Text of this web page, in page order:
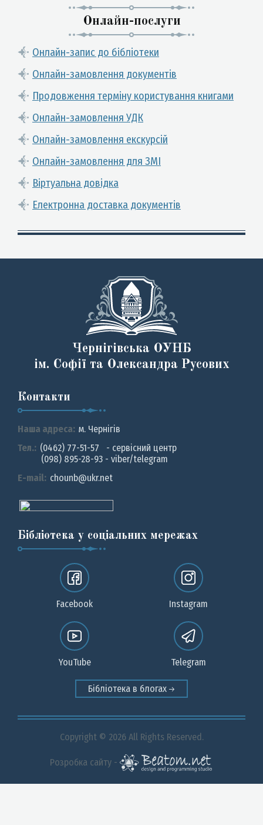
Онлайн-послуги
Онлайн-запис до бібліотеки
Онлайн-замовлення документів
Продовження терміну користування книгами
Онлайн-замовлення УДК
Онлайн-замовлення екскурсій
Онлайн-замовлення для ЗМІ
Віртуальна довідка
Електронна доставка документів
Чернігівська ОУНБ
ім. Софії та Олександра Русових
Контакти
Наша адреса: м. Чернiгiв
Тел.: (0462) 77-51-57 - сервісний центр
(098) 895-28-93 - viber/telegram
E-mail: chounb@ukr.net
Бібліотека у соціальних мережах
Facebook Instagram
YouTube Telegram
Бібліотека в блогах
Copyright © 2026 All Rights Reserved.
Розробка сайту -